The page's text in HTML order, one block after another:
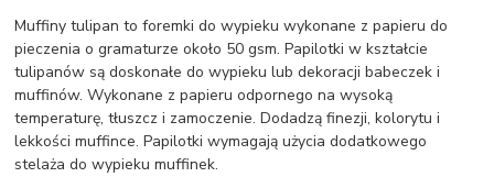
Muffiny tulipan to foremki do wypieku wykonane z papieru do
pieczenia o gramaturze około 50 gsm. Papilotki w kształcie
tulipanów są doskonałe do wypieku lub dekoracji babeczek i
muffinów. Wykonane z papieru odpornego na wysoką
temperaturę, tłuszcz i zamoczenie. Dodadzą finezji, kolorytu i
lekkości muffince. Papilotki wymagają użycia dodatkowego
stelaża do wypieku muffinek.